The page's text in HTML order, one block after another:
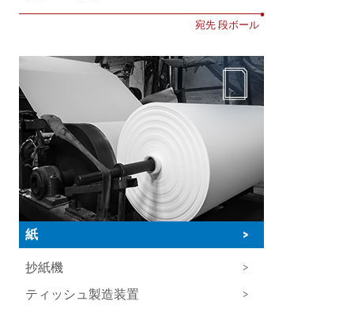
•
宛先 段ボール
紙 >
抄紙機
>
ティッシュ製造装置
>